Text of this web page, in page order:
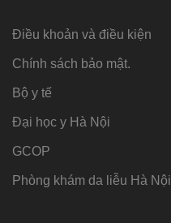
Điều khoản và điều kiện
Chính sách bảo mật.
Bộ y tế
Đại học y Hà Nội
GCOP
Phòng khám da liễu Hà Nội